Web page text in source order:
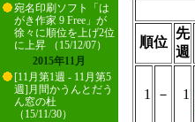
宛名印刷ソフト「は
がき作家 9 Free」が
徐々に順位を上げ2位
に上昇 （15/12/07）
2015年11月
[11月第1週 - 11月第5
週]月間かうんとだう
ん窓の杜
（15/11/30）
順位
先
週
1 － 1